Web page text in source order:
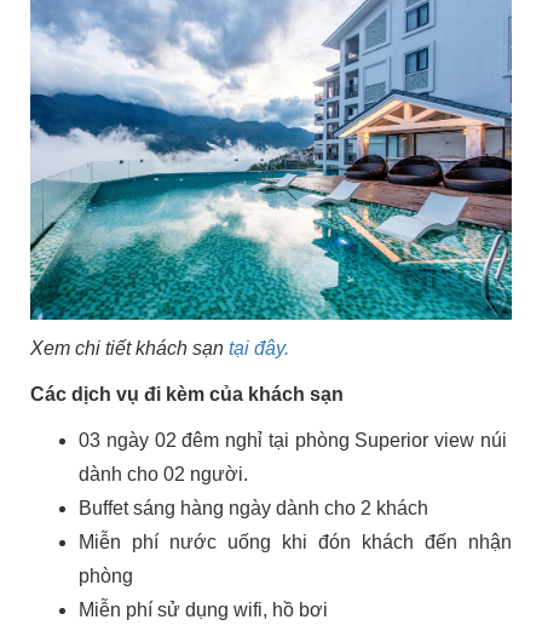
Xem chi tiết khách sạntại đây.
Các dịch vụ đi kèm của khách sạn
03 ngày 02 đêm nghỉ tại phòng Superior view núi
dành cho 02 người.
Buffet sáng hàng ngày dành cho 2 khách
Miễn phí nước uống khi đón khách đến nhận
phòng
Miễn phí sử dụng wifi, hồ bơi